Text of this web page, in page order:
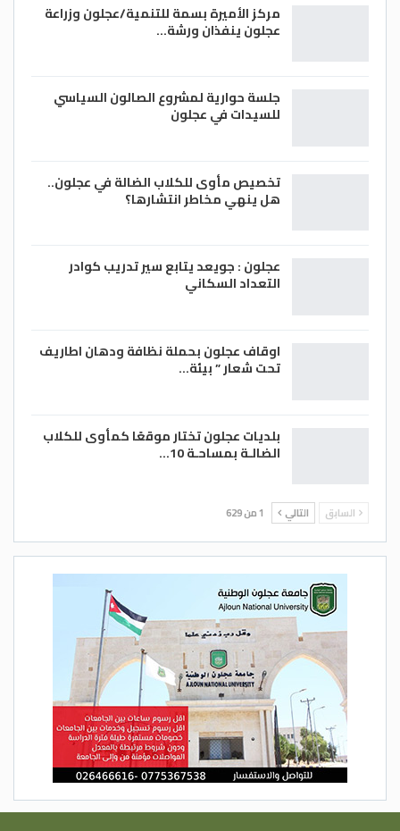
مركز الأميرة بسمة للتنمية/عجلون وزراعة
عجلون ينفذان ورشة…
جلسة حوارية لمشروع الصالون السياسي
للسيدات في عجلون
تخصيص مأوى للكلاب الضالة في عجلون..
هل ينهي مخاطر انتشارها؟
عجلون : جويعد يتابع سير تدريب كوادر
التعداد السكاني
اوقاف عجلون بحملة نظافة ودهان اطاريف
تحت شعار ” بيئة…
بلديات عجلون تختار موقعًا كمأوى للكلاب
الضالـة بمساحـة 10…
السابق التالي 1 من 629